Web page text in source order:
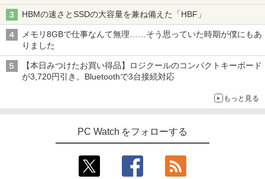
付き｜最新OS対応 第8世代｜最大180日
保証｜Core i3 第8世代｜中古ノートパソ
コン Windows11 office付き｜中古ノー
トパソコン 15.6 テンキー付き｜ノートパ
ソコンWindows11 第8世代
￥19,800
ラソン★8/4～8/11★中古パソコン ノー
トPC NEC VersaPro VX-4 PC-VKT16XZ
古SSD 2.5インチ128GB / 256GB / 512G
B Windows11 Pro 64bit【送料無料】
242 SATA WIFI6 Bluetooth5.2 4K HDMI
2画面出力 デスクトップPC みにpc 省エ
ネ オフィス高速起動 省電力 静音設計
【★最大100%ポイント】【Win11正式対
応】Dell OptiPlex 3070 SFF/第9世代 Co
2画面出力/Windows11/Windows10/Offi
ce/中古 デスクトップ デスクトップPC
￥37,800
×1080 IPS 4ms 250nit リフレッシュレー
ト 100Hz HDMI VGA D-Sub チルト VES
A規格 67D5KAC6JP レノボ ディスプレ
イ 液晶モニター 【展示品特価】
￥8,980
【お買い物マラソ開催中！P最大31.5%還
パネル PU保護カバー付き 非光沢 1200:1
高コントラスト 超軽量 640g スピーカー
スマホ対応 MFP156T1F
ハヤブサ消防団 森へつづく道 [ 池井戸 潤
]
角川まんが学習シリーズ 日本の歴史
全16巻+別巻5冊定番セット [ 山本 博文
￥23,760
HBMの速さとSSDの大容量を兼ね備えた「HBF」
メモリ8GBで仕事なんて無理……そう思っていた時期が僕にもあ
りました
【本日みつけたお買い得品】ロジクールのコンパクトキーボード
が3,720円引き。Bluetoothで3台接続対応
もっと見る
PC Watch をフォローする